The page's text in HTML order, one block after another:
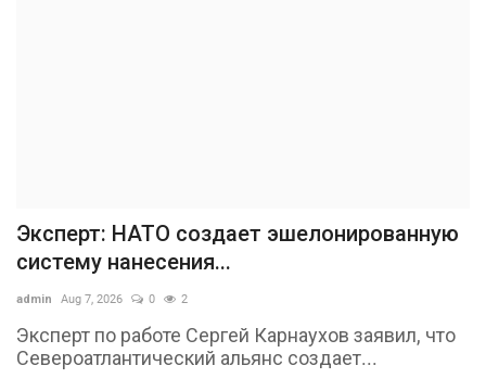
Эксперт: НАТО создает эшелонированную
систему нанесения...
admin Aug 7, 2026 0 2
Эксперт по работе Сергей Карнаухов заявил, что
Североатлантический альянс создает...